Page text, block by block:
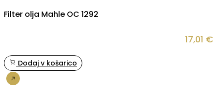
Filter olja Mahle OC 1292
17,01 €
Dodaj v košarico